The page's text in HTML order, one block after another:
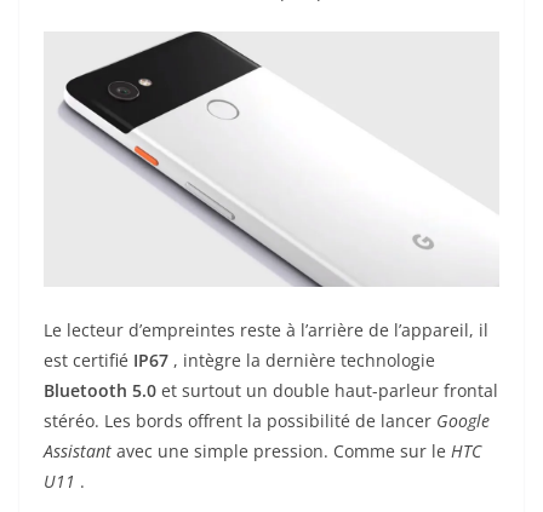
Le lecteur d’empreintes reste à l’arrière de l’appareil, il
est certifié IP67 , intègre la dernière technologie
Bluetooth 5.0 et surtout un double haut-parleur frontal
stéréo. Les bords offrent la possibilité de lancer Google
Assistant avec une simple pression. Comme sur le HTC
U11 .